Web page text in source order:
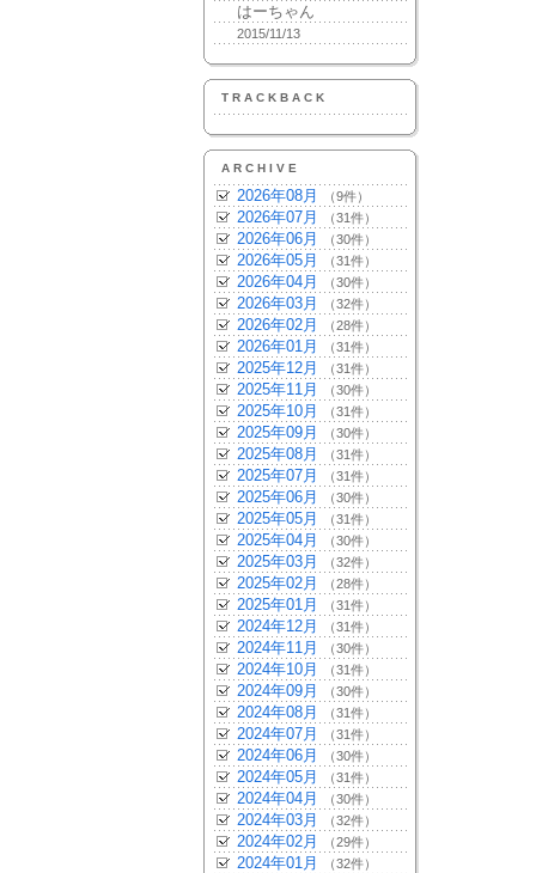
はーちゃん
2015/11/13
TRACKBACK
ARCHIVE
2026年08月 （9件）
2026年07月 （31件）
2026年06月 （30件）
2026年05月 （31件）
2026年04月 （30件）
2026年03月 （32件）
2026年02月 （28件）
2026年01月 （31件）
2025年12月 （31件）
2025年11月 （30件）
2025年10月 （31件）
2025年09月 （30件）
2025年08月 （31件）
2025年07月 （31件）
2025年06月 （30件）
2025年05月 （31件）
2025年04月 （30件）
2025年03月 （32件）
2025年02月 （28件）
2025年01月 （31件）
2024年12月 （31件）
2024年11月 （30件）
2024年10月 （31件）
2024年09月 （30件）
2024年08月 （31件）
2024年07月 （31件）
2024年06月 （30件）
2024年05月 （31件）
2024年04月 （30件）
2024年03月 （32件）
2024年02月 （29件）
2024年01月 （32件）